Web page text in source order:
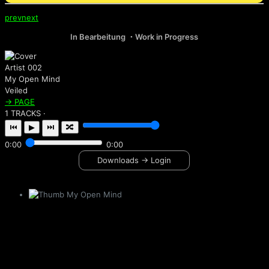
prevnext
In Bearbeitung ・Work in Progress
Artist 002
My Open Mind
Veiled
→ PAGE
1 TRACKS ·
⏮ ▶ ⏭ 🔀
0:00
0:00
Downloads → Login
My Open Mind